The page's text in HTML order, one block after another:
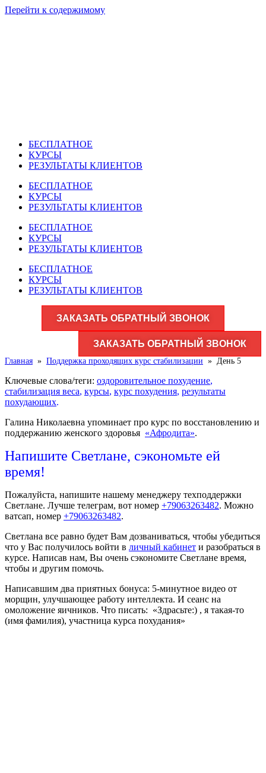
Перейти к содержимому
БЕСПЛАТНОЕ
КУРСЫ
РЕЗУЛЬТАТЫ КЛИЕНТОВ
БЕСПЛАТНОЕ
КУРСЫ
РЕЗУЛЬТАТЫ КЛИЕНТОВ
БЕСПЛАТНОЕ
КУРСЫ
РЕЗУЛЬТАТЫ КЛИЕНТОВ
БЕСПЛАТНОЕ
КУРСЫ
РЕЗУЛЬТАТЫ КЛИЕНТОВ
ЗАКАЗАТЬ ОБРАТНЫЙ ЗВОНОК
ЗАКАЗАТЬ ОБРАТНЫЙ ЗВОНОК
Главная » Поддержка проходящих курс стабилизации » День 5
Ключевые слова/теги: оздоровительное похудение,
стабилизация веса, курсы, курс похудения, результаты
похудающих.
Галина Николаевна упоминает про курс по восстановлению и
поддержанию женского здоровья «Афродита».
Напишите Светлане, сэкономьте ей
время!
Пожалуйста, напишите нашему менеджеру техподдержки
Светлане. Лучше телеграм, вот номер +79063263482. Можно
ватсап, номер +79063263482.
Светлана все равно будет Вам дозваниваться, чтобы убедиться
что у Вас получилось войти в личный кабинет и разобраться в
курсе. Написав нам, Вы очень сэкономите Светлане время,
чтобы и другим помочь.
Написавшим два приятных бонуса: 5-минутное видео от
морщин, улучшающее работу интеллекта. И сеанс на
омоложение яичников. Что писать: «Здрасьте:) , я такая-то
(имя фамилия), участница курса похудания»